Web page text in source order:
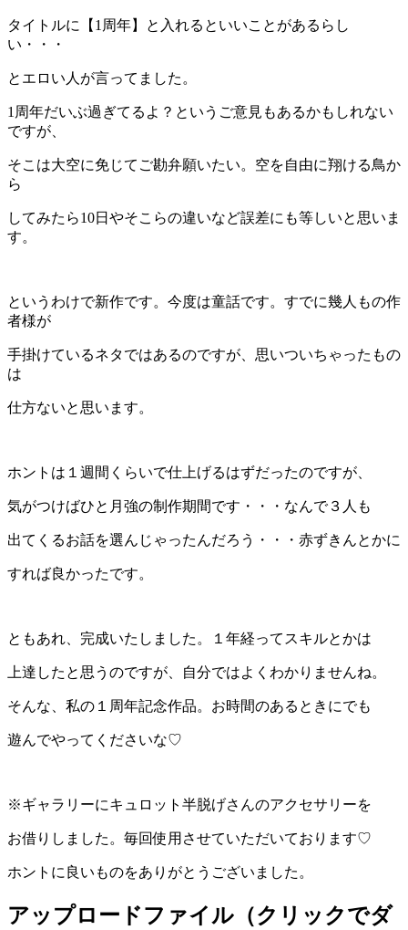
タイトルに【1周年】と入れるといいことがあるらし
い・・・
とエロい人が言ってました。
1周年だいぶ過ぎてるよ？というご意見もあるかもしれない
ですが、
そこは大空に免じてご勘弁願いたい。空を自由に翔ける鳥か
ら
してみたら10日やそこらの違いなど誤差にも等しいと思いま
す。
というわけで新作です。今度は童話です。すでに幾人もの作
者様が
手掛けているネタではあるのですが、思いついちゃったもの
は
仕方ないと思います。
ホントは１週間くらいで仕上げるはずだったのですが、
気がつけばひと月強の制作期間です・・・なんで３人も
出てくるお話を選んじゃったんだろう・・・赤ずきんとかに
すれば良かったです。
ともあれ、完成いたしました。１年経ってスキルとかは
上達したと思うのですが、自分ではよくわかりませんね。
そんな、私の１周年記念作品。お時間のあるときにでも
遊んでやってくださいな♡
※ギャラリーにキュロット半脱げさんのアクセサリーを
お借りしました。毎回使用させていただいております♡
ホントに良いものをありがとうございました。
アップロードファイル（クリックでダ